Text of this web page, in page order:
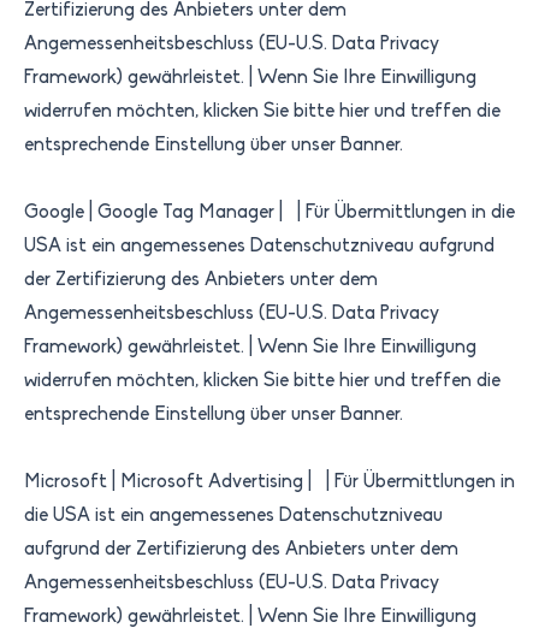
Zertifizierung des Anbieters unter dem
Angemessenheitsbeschluss (EU-U.S. Data Privacy
Framework) gewährleistet.​ | Wenn Sie Ihre Einwilligung
widerrufen möchten, klicken Sie bitte hier und treffen die
entsprechende Einstellung über unser Banner.
Google | Google Tag Manager | | ​Für Übermittlungen in die
USA ist ein angemessenes Datenschutzniveau aufgrund
der Zertifizierung des Anbieters unter dem
Angemessenheitsbeschluss (EU-U.S. Data Privacy
Framework) gewährleistet.​ | Wenn Sie Ihre Einwilligung
widerrufen möchten, klicken Sie bitte hier und treffen die
entsprechende Einstellung über unser Banner.​
Microsoft | Microsoft Advertising | | Für Übermittlungen in
die USA ist ein angemessenes Datenschutzniveau
aufgrund der Zertifizierung des Anbieters unter dem
Angemessenheitsbeschluss (EU-U.S. Data Privacy
Framework) gewährleistet.​ | Wenn Sie Ihre Einwilligung